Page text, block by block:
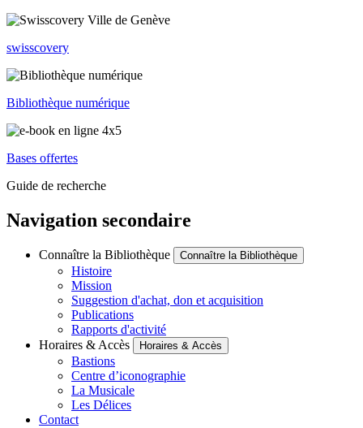
swisscovery
Bibliothèque numérique
Bases offertes
Guide de recherche
Navigation secondaire
Connaître la Bibliothèque Connaître la Bibliothèque
Histoire
Mission
Suggestion d'achat, don et acquisition
Publications
Rapports d'activité
Horaires & Accès
Horaires & Accès
Bastions
Centre d’iconographie
La Musicale
Les Délices
Contact